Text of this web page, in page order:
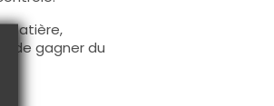
matière,
de gagner du